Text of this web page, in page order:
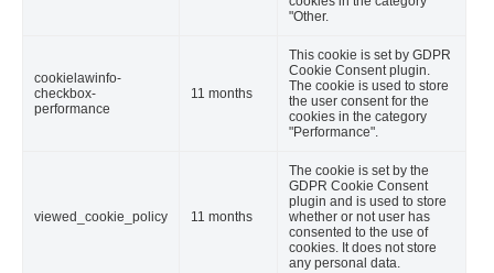
"Other.
cookielawinfo-
checkbox-
performance
11 months
This cookie is set by GDPR
Cookie Consent plugin.
The cookie is used to store
the user consent for the
cookies in the category
"Performance".
viewed_cookie_policy 11 months
The cookie is set by the
GDPR Cookie Consent
plugin and is used to store
whether or not user has
consented to the use of
cookies. It does not store
any personal data.